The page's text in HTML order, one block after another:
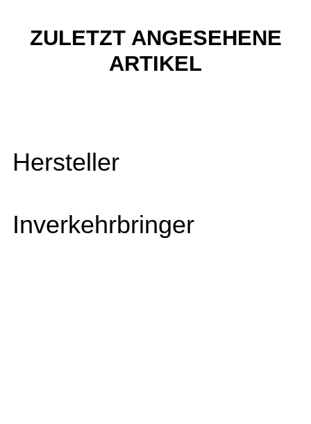
ZULETZT ANGESEHENE
ARTIKEL
Hersteller
Inverkehrbringer